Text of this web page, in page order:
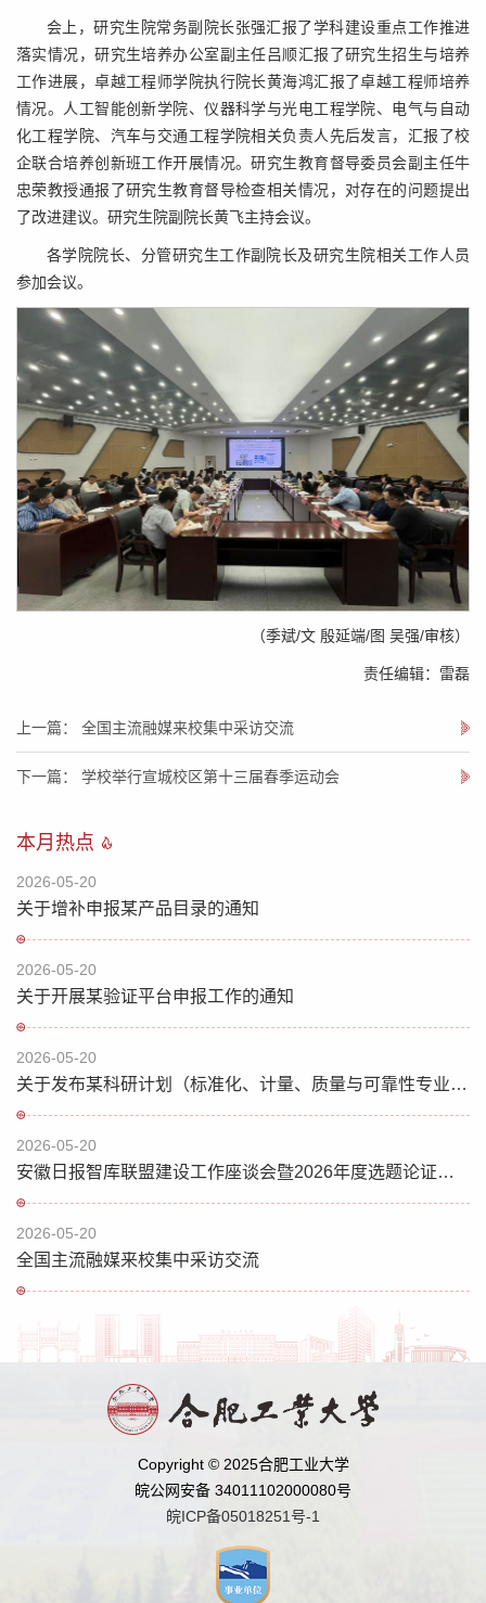
会上，研究生院常务副院长张强汇报了学科建设重点工作推进
落实情况，研究生培养办公室副主任吕顺汇报了研究生招生与培养
工作进展，卓越工程师学院执行院长黄海鸿汇报了卓越工程师培养
情况。人工智能创新学院、仪器科学与光电工程学院、电气与自动
化工程学院、汽车与交通工程学院相关负责人先后发言，汇报了校
企联合培养创新班工作开展情况。研究生教育督导委员会副主任牛
忠荣教授通报了研究生教育督导检查相关情况，对存在的问题提出
了改进建议。研究生院副院长黄飞主持会议。
各学院院长、分管研究生工作副院长及研究生院相关工作人员
参加会议。
（季斌/文 殷延端/图 吴强/审核）
责任编辑：雷磊
上一篇： 全国主流融媒来校集中采访交流
下一篇： 学校举行宣城校区第十三届春季运动会
本月热点
2026-05-20
关于增补申报某产品目录的通知
2026-05-20
关于开展某验证平台申报工作的通知
2026-05-20
关于发布某科研计划（标准化、计量、质量与可靠性专业）指南的通知
2026-05-20
安徽日报智库联盟建设工作座谈会暨2026年度选题论证会在我校召开
2026-05-20
全国主流融媒来校集中采访交流
Copyright © 2025合肥工业大学
皖公网安备 34011102000080号
皖ICP备05018251号-1